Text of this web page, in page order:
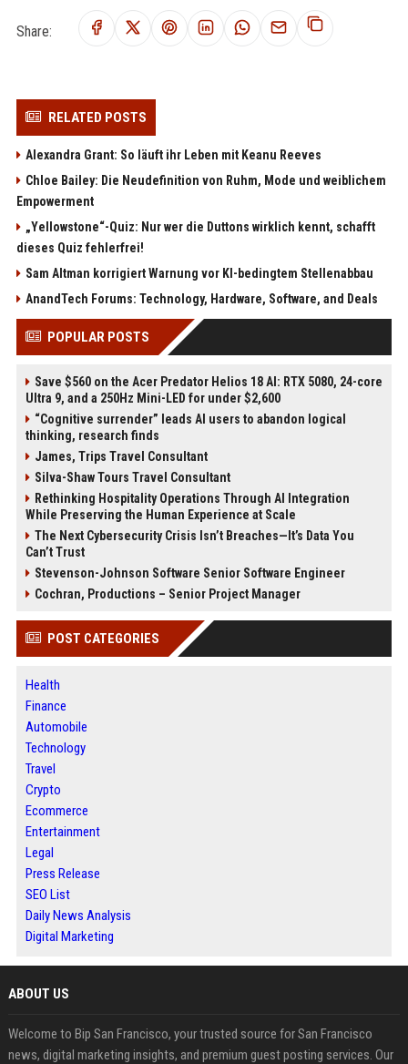
Share:
RELATED POSTS
Alexandra Grant: So läuft ihr Leben mit Keanu Reeves
Chloe Bailey: Die Neudefinition von Ruhm, Mode und weiblichem
Empowerment
„Yellowstone“-Quiz: Nur wer die Duttons wirklich kennt, schafft
dieses Quiz fehlerfrei!
Sam Altman korrigiert Warnung vor KI-bedingtem Stellenabbau
AnandTech Forums: Technology, Hardware, Software, and Deals
POPULAR POSTS
Save $560 on the Acer Predator Helios 18 AI: RTX 5080, 24-core
Ultra 9, and a 250Hz Mini-LED for under $2,600
“Cognitive surrender” leads AI users to abandon logical
thinking, research finds
James, Trips Travel Consultant
Silva-Shaw Tours Travel Consultant
Rethinking Hospitality Operations Through AI Integration
While Preserving the Human Experience at Scale
The Next Cybersecurity Crisis Isn’t Breaches—It’s Data You
Can’t Trust
Stevenson-Johnson Software Senior Software Engineer
Cochran, Productions – Senior Project Manager
POST CATEGORIES
Health
Finance
Automobile
Technology
Travel
Crypto
Ecommerce
Entertainment
Legal
Press Release
SEO List
Daily News Analysis
Digital Marketing
ABOUT US
Welcome to Bip San Francisco, your trusted source for San Francisco
news, digital marketing insights, and premium guest posting services. Our